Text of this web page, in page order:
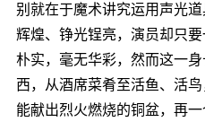
别就在于魔术讲究运用声光
辉煌、铮光锃亮，演员却只
朴实，毫无华彩，然而这一
西，从酒席菜肴至活鱼、活
能献出烈火燃烧的铜盆，再